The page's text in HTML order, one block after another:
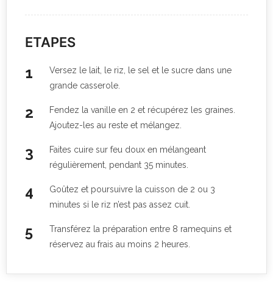
ETAPES
Versez le lait, le riz, le sel et le sucre dans une
grande casserole.
Fendez la vanille en 2 et récupérez les graines.
Ajoutez-les au reste et mélangez.
Faites cuire sur feu doux en mélangeant
régulièrement, pendant 35 minutes.
Goûtez et poursuivre la cuisson de 2 ou 3
minutes si le riz n’est pas assez cuit.
Transférez la préparation entre 8 ramequins et
réservez au frais au moins 2 heures.